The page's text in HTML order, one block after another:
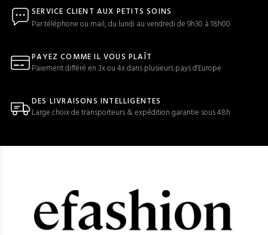
SERVICE CLIENT AUX PETITS SOINS
Par téléphone ou mail, du lundi au vendredi de 9h30 à 18h00
PAYEZ COMME IL VOUS PLAÎT
Paiement différé en 3x ou 4x dans plusieurs pays d'Europe
DES LIVRAISONS INTELLIGENTES
Large choix de transporteurs & expédition garantie sous 48h